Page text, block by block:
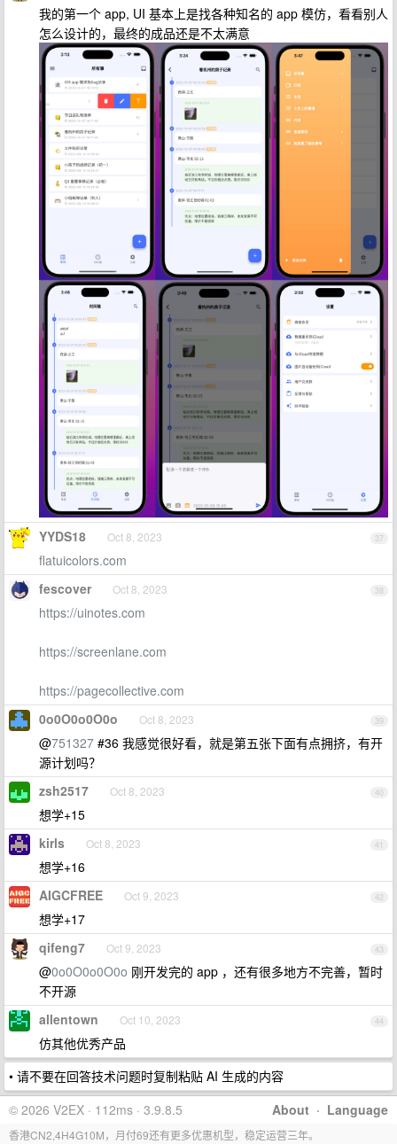
我的第一个 app, UI 基本上是找各种知名的 app 模仿，看看别人
怎么设计的，最终的成品还是不太满意
37
YYDS18 Oct 8, 2023
flatuicolors.com
38
fescover Oct 8, 2023
https://uinotes.com
https://screenlane.com
https://pagecollective.com
39
0o0O0o0O0o Oct 8, 2023
@751327 #36 我感觉很好看，就是第五张下面有点拥挤，有开
源计划吗？
40
zsh2517 Oct 8, 2023
想学+15
41
kirls Oct 8, 2023
想学+16
42
AIGCFREE Oct 9, 2023
想学+17
43
qifeng7 Oct 9, 2023
@0o0O0o0O0o 刚开发完的 app ，还有很多地方不完善，暂时
不开源
44
allentown Oct 10, 2023
仿其他优秀产品
• 请不要在回答技术问题时复制粘贴 AI 生成的内容
About · Language
© 2026 V2EX · 112ms · 3.9.8.5
香港CN2,4H4G10M，月付69还有更多优惠机型，稳定运营三年。